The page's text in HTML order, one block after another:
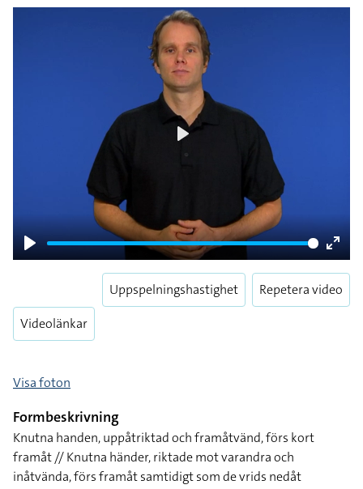
Play
Enter
Play
Videolänkar
Uppspelningshastighet Repetera video
Visa foton
Formbeskrivning
Knutna handen, uppåtriktad och framåtvänd, förs kort
framåt // Knutna händer, riktade mot varandra och
inåtvända, förs framåt samtidigt som de vrids nedåt